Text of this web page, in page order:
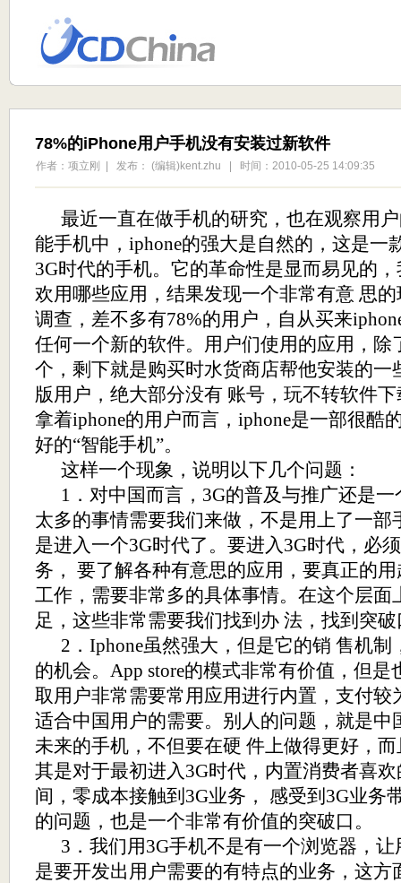
78%的iPhone用户手机没有安装过新软件
作者：项立刚 | 发布： (编辑)kent.zhu | 时间：2010-05-25 14:09:35
最近一直在做手机的研究，也在观察用
能手机中， iphone的强大是自然的，这是一
3G时代的手机。它的革命性是显而易见的
欢用哪些应用，结果发现一个非常有意 思
调查，差不多有78%的用户，自从买来
任何一个新的软件。用户们使用的应用，除
个，剩下就是购买时水货商店帮他安装的一
版用户，绝大部分没有 账号，玩不转软件
拿着iphone的用户而言， iphone是一部很酷
好的“智能手机”。
这样一个现象，说明以下几个问题：
1 ．对中国而言， 3G的普及与推广还是
太多的事情需要我们来做，不是用上了一部
是进入一个3G时代了。要进入3G时代，必
务， 要了解各种有意思的应用，要真正的
工作，需要非常多的具体事情。在这个层面
足，这些非常需要我们找到办 法，找到突
2 ． Iphone虽然强大，但是它的销 售机制
的机会。 App store的模式非常有价值，但是
取用户非常需要常用应用进行内置，支付较
适合中国用户的需要。别人的问题，就是中
未来的手机，不但要在硬 件上做得更好，
其是对于最初进入3G时代，内置消费者喜
间，零成本接触到 3G业务， 感受到 3G业务
的问题，也是一个非常有价值的突破口。
3 ．我们用3G手机不是有一个浏览器，
是要开发出用户需要的有特点的业务，这方